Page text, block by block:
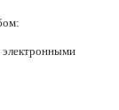
электронными